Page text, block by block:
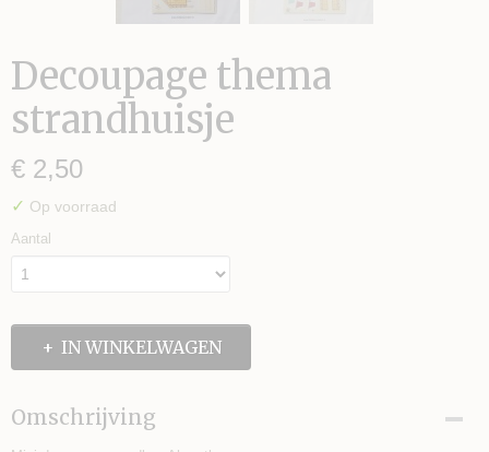
Decoupage thema
strandhuisje
€ 2,50
✓ Op voorraad
Aantal
IN WINKELWAGEN
Omschrijving